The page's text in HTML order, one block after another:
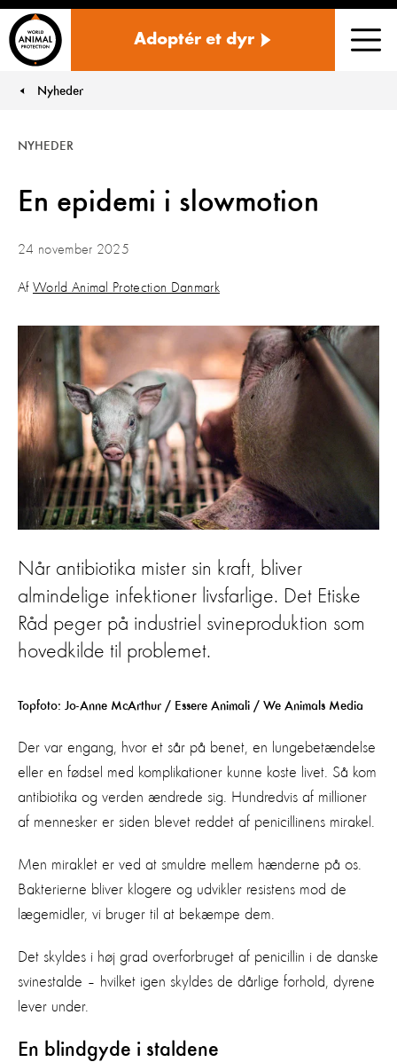
Adoptér et dyr
You are here:
Nyheder
En epidemi i slowmotion
NYHEDER
24 november 2025
Af World Animal Protection Danmark
Når antibiotika mister sin kraft, bliver
almindelige infektioner livsfarlige. Det Etiske
Råd peger på industriel svineproduktion som
hovedkilde til problemet.
Topfoto: Jo-Anne McArthur / Essere Animali / We Animals Media
Der var engang, hvor et sår på benet, en lungebetændelse
eller en fødsel med komplikationer kunne koste livet. Så kom
antibiotika og verden ændrede sig. Hundredvis af millioner
af mennesker er siden blevet reddet af penicillinens mirakel.
Men miraklet er ved at smuldre mellem hænderne på os.
Bakterierne bliver klogere og udvikler resistens mod de
lægemidler, vi bruger til at bekæmpe dem.
Det skyldes i høj grad overforbruget af penicillin i de danske
svinestalde – hvilket igen skyldes de dårlige forhold, dyrene
lever under.
En blindgyde i staldene